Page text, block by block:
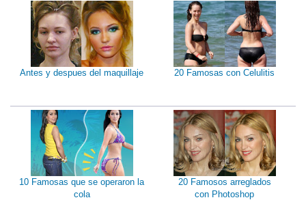
Antes y despues del maquillaje 20 Famosas con Celulitis
10 Famosas que se operaron la
cola
20 Famosos arreglados
con Photoshop